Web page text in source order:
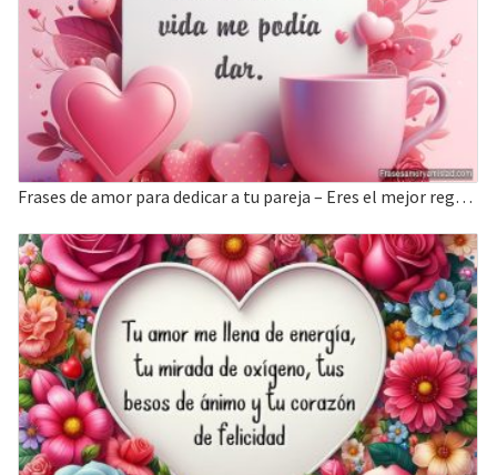
Frases de amor para dedicar a tu pareja – Eres el mejor regalo